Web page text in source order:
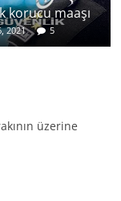
korucu maaşı
2021 5
üzerine